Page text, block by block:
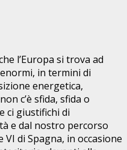
l’Europa si trova ad
in termini di
energetica,
c’è sfida, sfida o
ci giustifichi di
e dal nostro percorso
VI di Spagna, in occasione